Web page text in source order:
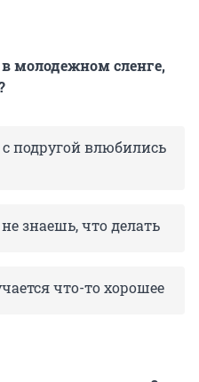
молодежном сленге,
подругой влюбились
знаешь, что делать
что-то хорошее